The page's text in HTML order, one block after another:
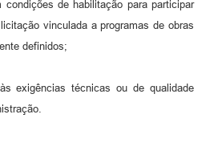
de habilitação para participar
vinculada a programas de obras
definidos;
exigências técnicas ou de qualidade